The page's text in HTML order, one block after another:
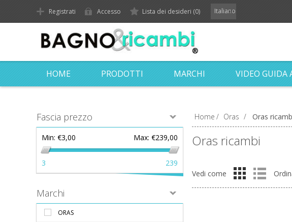
Registrati Accesso Lista dei desideri (0) Italiano
HOME PRODOTTI MARCHI VIDEO GUIDA
Home / Oras / Oras
Oras ricambi
Vedi come
Fascia prezzo
Min: €3,00 Max: €239,00
3 239
Marchi
ORAS